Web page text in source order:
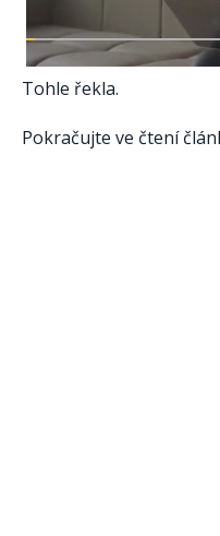
Tohle řekla.
Pokračujte ve čtení